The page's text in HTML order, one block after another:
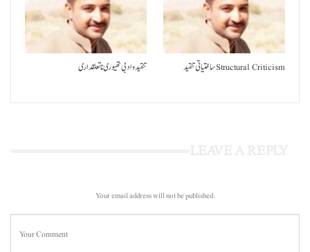
تنقید و ادبی تھیوری نا تعلقداری ساختیاتی تنقید Structural Criticism
Your email address will not be published.